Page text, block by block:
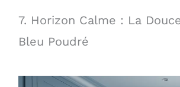
7. Horizon Calme : La
Bleu Poudré